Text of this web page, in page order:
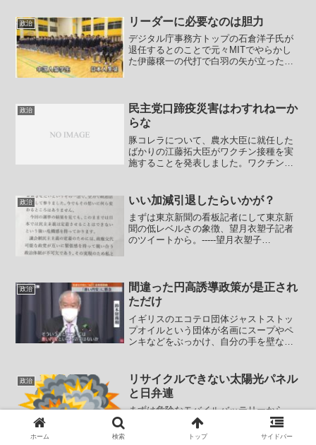
険」か 近年の山火事頻発で多数の保険
会社がすでに撤退】今月...
政治 リーダーに必要なのは胆力
デジタル庁事務方トップの石倉洋子氏が
退任するとのことで元々MITでやらかし
た伊藤穣一の代打で白羽の矢が立った人
に想像が付きます。自分...
政治
民主党口蹄疫災害はわすれねーか
らな
豚コレラについて、農水大臣に就任した
ばかりの江藤拓大臣がワクチン接種を実
施することを発表しました。ワクチンに
耐性が付くため発症しにくくなることた
だしワクチンを接種させた...
政治 いい加減引退したらいかが？
まずは東京新聞の看板記者にして東京新
聞の低レベルさの象徴、望月衣塑子記者
のツイートから。-----望月衣塑子
本社会では...
政治
間違った円高誘導政策が是正され
ただけ
イギリスのエコテロ団体ジャストストッ
プオイルという団体が名画にスープやペ
ンキなどをぶっかけ、自分の手を壁など
繰り返している事が報じられています。
てめーらが着ている服の化...
政治
リサイクルできない太陽光パネル
と日弁連
まずは危険なモバイルバッテリーから。
【【速報】東京メトロ半蔵門線の電車内
でモバイルバッテリー発火 半蔵門線は
ホーム 検索 トップ サイドバー